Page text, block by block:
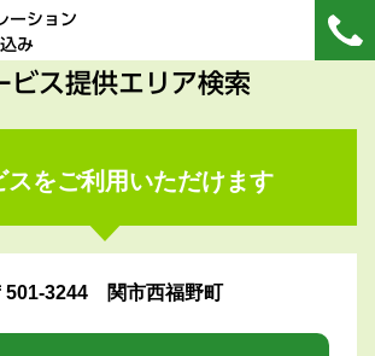
ーション
み
ビス提供エリア検索
スをご利用いただけます
501-3244 関市西福野町